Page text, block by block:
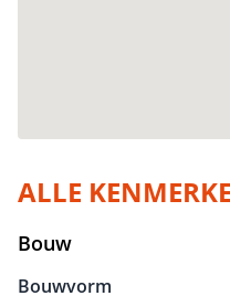
ALLE
Bouw
Bouwvorm